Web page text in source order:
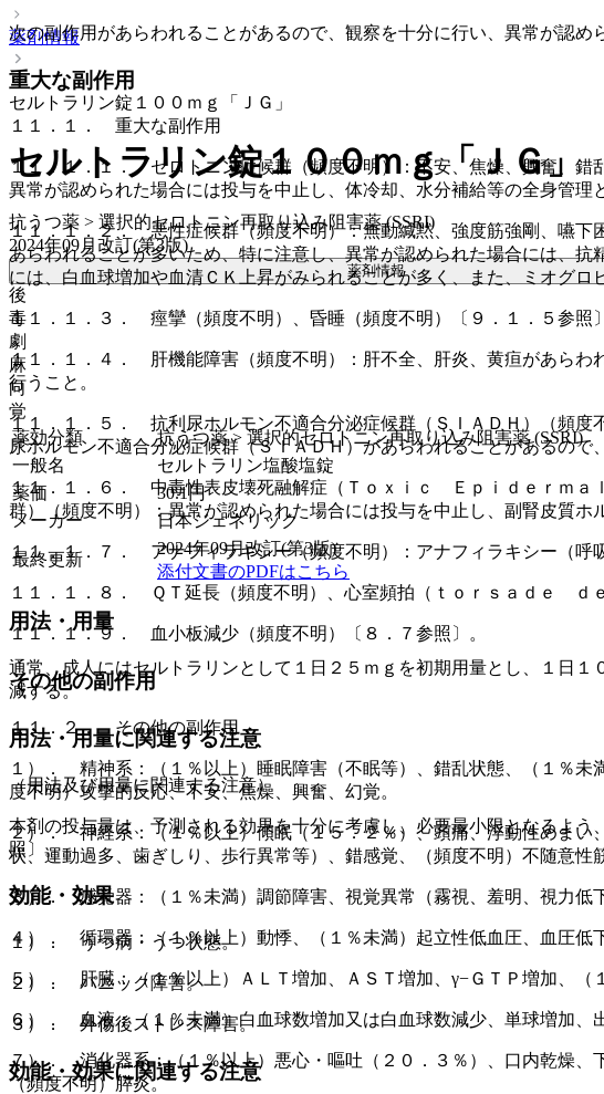
次の副作用があらわれることがあるので、観察を十分に行い、異常が認め
重大な副作用
１１．１． 重大な副作用
１１．１．１． セロトニン症候群（頻度不明）：不安、焦燥、興奮、錯
異常が認められた場合には投与を中止し、体冷却、水分補給等の全身管
１１．１．２． 悪性症候群（頻度不明）：無動緘黙、強度筋強剛、嚥下
あらわれることが多いため、特に注意し、異常が認められた場合には、
には、白血球増加や血清ＣＫ上昇がみられることが多く、また、ミオグロ
１１．１．３． 痙攣（頻度不明）、昏睡（頻度不明）〔９．１．５参照
１１．１．４． 肝機能障害（頻度不明）：肝不全、肝炎、黄疸があらわ
行うこと。
１１．１．５． 抗利尿ホルモン不適合分泌症候群（ＳＩＡＤＨ）（頻度
尿ホルモン不適合分泌症候群（ＳＩＡＤＨ）があらわれることがあるの
１１．１．６． 中毒性表皮壊死融解症（Ｔｏｘｉｃ Ｅｐｉｄｅｒｍａ
群）（頻度不明）：異常が認められた場合には投与を中止し、副腎皮質ホ
１１．１．７． アナフィラキシー（頻度不明）：アナフィラキシー（呼
１１．１．８． ＱＴ延長（頻度不明）、心室頻拍（ｔｏｒｓａｄｅ ｄ
１１．１．９． 血小板減少（頻度不明）〔８．７参照〕。
その他の副作用
１１．２． その他の副作用
１）． 精神系：（１％以上）睡眠障害（不眠等）、錯乱状態、（１％
度不明）攻撃的反応、不安、焦燥、興奮、幻覚。
２）． 神経系：（１％以上）傾眠（１５．２％）、頭痛、浮動性めまい
状、運動過多、歯ぎしり、歩行異常等）、錯感覚、（頻度不明）不随意性
３）． 感覚器：（１％未満）調節障害、視覚異常（霧視、羞明、視力低
４）． 循環器：（１％以上）動悸、（１％未満）起立性低血圧、血圧低
５）． 肝臓：（１％以上）ＡＬＴ増加、ＡＳＴ増加、γ−ＧＴＰ増加、（
６）． 血液：（１％未満）白血球数増加又は白血球数減少、単球増加、
７）． 消化器系：（１％以上）悪心・嘔吐（２０．３％）、口内乾燥、
（頻度不明）膵炎。
薬剤情報
セルトラリン錠１００ｍｇ「ＪＧ」
セルトラリン錠１００ｍｇ「ＪＧ」
抗うつ薬 > 選択的セロトニン再取り込み阻害薬 (SSRI)
2024年09月改訂(第3版)
薬剤情報
後
毒
劇
麻
向
覚
薬効分類
抗うつ薬 > 選択的セロトニン再取り込み阻害薬 (SSRI)
一般名
セルトラリン塩酸塩錠
薬価
30.1円
メーカー
日本ジェネリック
最終更新
2024年09月改訂(第3版)
添付文書のPDFはこちら
用法・用量
通常、成人にはセルトラリンとして１日２５ｍｇを初期用量とし、１日
減する。
用法・用量に関連する注意
（用法及び用量に関連する注意）
本剤の投与量は、予測される効果を十分に考慮し、必要最小限となるよ
照〕。
効能・効果
１）． うつ病・うつ状態。
２）． パニック障害。
３）． 外傷後ストレス障害。
効能・効果に関連する注意